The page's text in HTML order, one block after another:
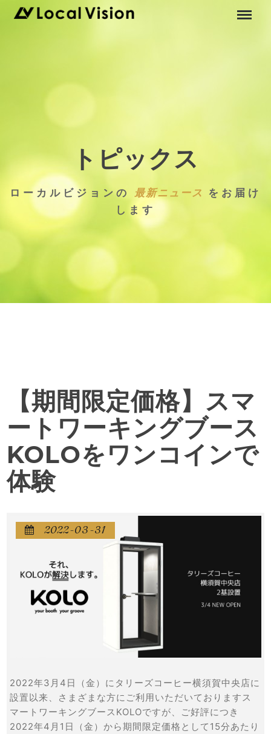
トピックス
ローカルビジョンの 最新ニュース
をお届け
します
【期間限定価格】スマ
ートワーキングブース
KOLOをワンコインで
体験
 2022-03-31
2022年3月4日（金）にタリーズコーヒー横須賀中央店に
設置以来、さまざまな方にご利用いただいておりますス
マートワーキングブースKOLOですが、ご好評につき
2022年4月1日（金）から期間限定価格として15分あたり